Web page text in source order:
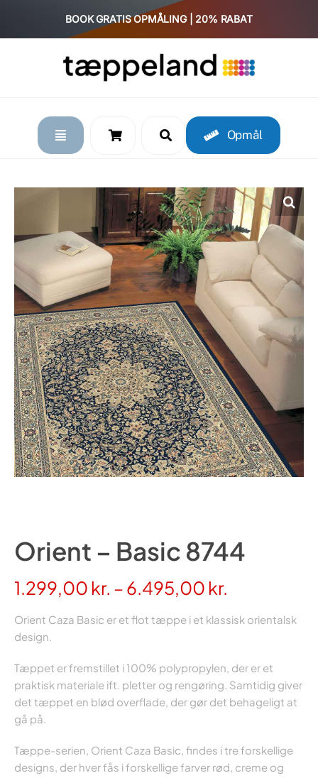
content
BOOK GRATIS OPMÅLING | 20% RABAT
Opmål
Orient – Basic 8744
1.299,00 kr. –6.495,00 kr.
1.299,00
6.495,00
Orient Caza Basic er et flot tæppe i et klassisk orientalsk
design.
Tæppet er fremstillet i 100% polypropylen, der er et
praktisk materiale ift. pletter og rengøring. Samtidig giver
det tæppet en blød overflade, der gør det behageligt at
gå på.
Tæppe-serien, Orient Caza Basic, findes i tre forskellige
designs, der hver fås i forskellige farver rød, creme og